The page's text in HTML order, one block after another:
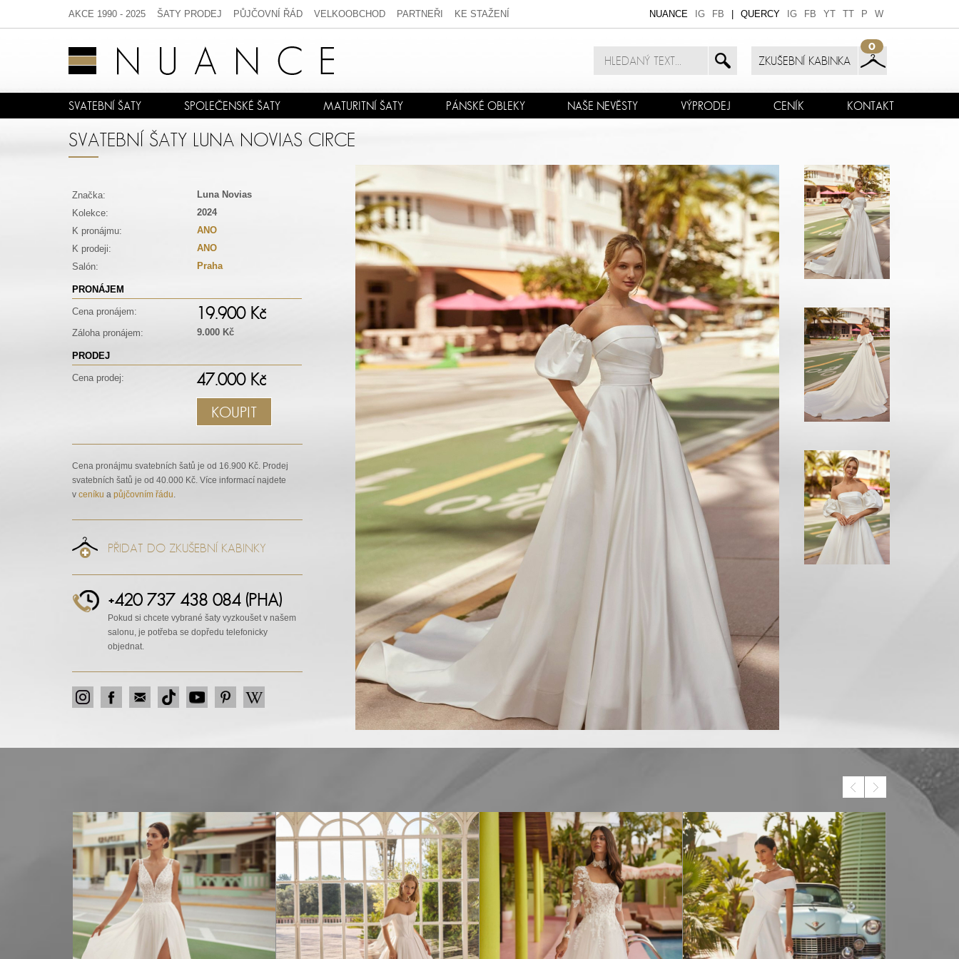
AKCE 1990 - 2025 ŠATY PRODEJ PŮJČOVNÍ ŘÁD VELKOOBCHOD PARTNEŘI KE STAŽENÍ NUANCE IG FB QUERCY IG FB YT TT P W
0
ZKUŠEBNÍ KABINKA
SVATEBNÍ ŠATY SPOLEČENSKÉ ŠATY MATURITNÍ ŠATY PÁNSKÉ OBLEKY NAŠE NEVĚSTY VÝPRODEJ CENÍK KONTAKT
SVATEBNÍ ŠATY LUNA NOVIAS CIRCE
Značka:
Luna Novias
Kolekce:
2024
K pronájmu:
ANO
K prodeji:
ANO
Salón:
Praha
PRONÁJEM
Cena pronájem: 19.900 Kč
Záloha pronájem: 9.000 Kč
PRODEJ
Cena prodej: 47.000 Kč
KOUPIT
Cena pronájmu svatebních šatů je od 16.900 Kč. Prodej
svatebních šatů je od 40.000 Kč. Více informací najdete
v ceníku a půjčovním řádu.
PŘIDAT DO ZKUŠEBNÍ KABINKY
+420 737 438 084 (PHA)
Pokud si chcete vybrané šaty vyzkoušet v našem
salonu, je potřeba se dopředu telefonicky
objednat.